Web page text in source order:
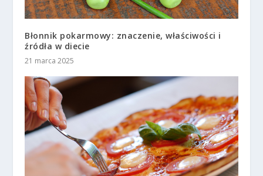
Błonnik pokarmowy: znaczenie, właściwości i
źródła w diecie
21 marca 2025